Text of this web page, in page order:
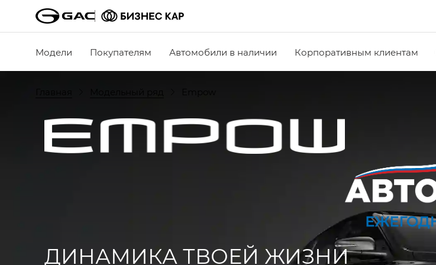
Модели Покупателям Автомобили в наличии Корпоративным клиентам
ДИНАМИКА ТВОЕЙ ЖИЗНИ